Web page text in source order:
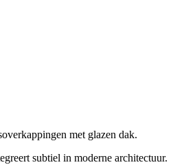
met glazen dak.
subtiel in moderne architectuur.